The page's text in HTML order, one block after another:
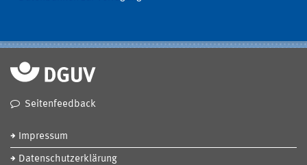
Seitenfeedback
Impressum
Datenschutzerklärung